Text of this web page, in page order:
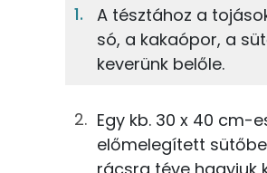
17g finomliszt
2g cukrozatlan
0g sütőpor
szódabikarbóna
TOP
A tésztához a
só, a kakaópor, a
keverünk belőle.
Egy kb. 30 x 40 cm-
előmelegített